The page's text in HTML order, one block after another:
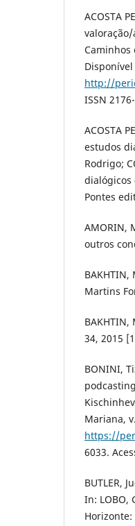
ACOSTA
Caminhos
Disponível
http://
ISSN
ACOSTA
estudos
Rodrigo;
dialógicos
Pontes
AMORIN,
outros
BAKHTIN,
Martins
34, 2015
BONINI,
Mariana,
https://
6033.
BUTLER,
In: LOBO,